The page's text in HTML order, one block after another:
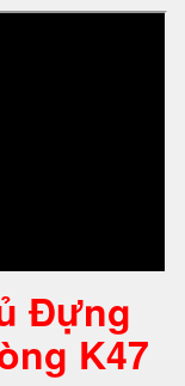
Đựng
K47